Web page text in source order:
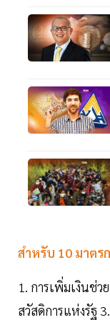
สำหรับ 10 มาตร
1. การเพิ่มเงินช่
สวัสดิการแห่งรัฐ